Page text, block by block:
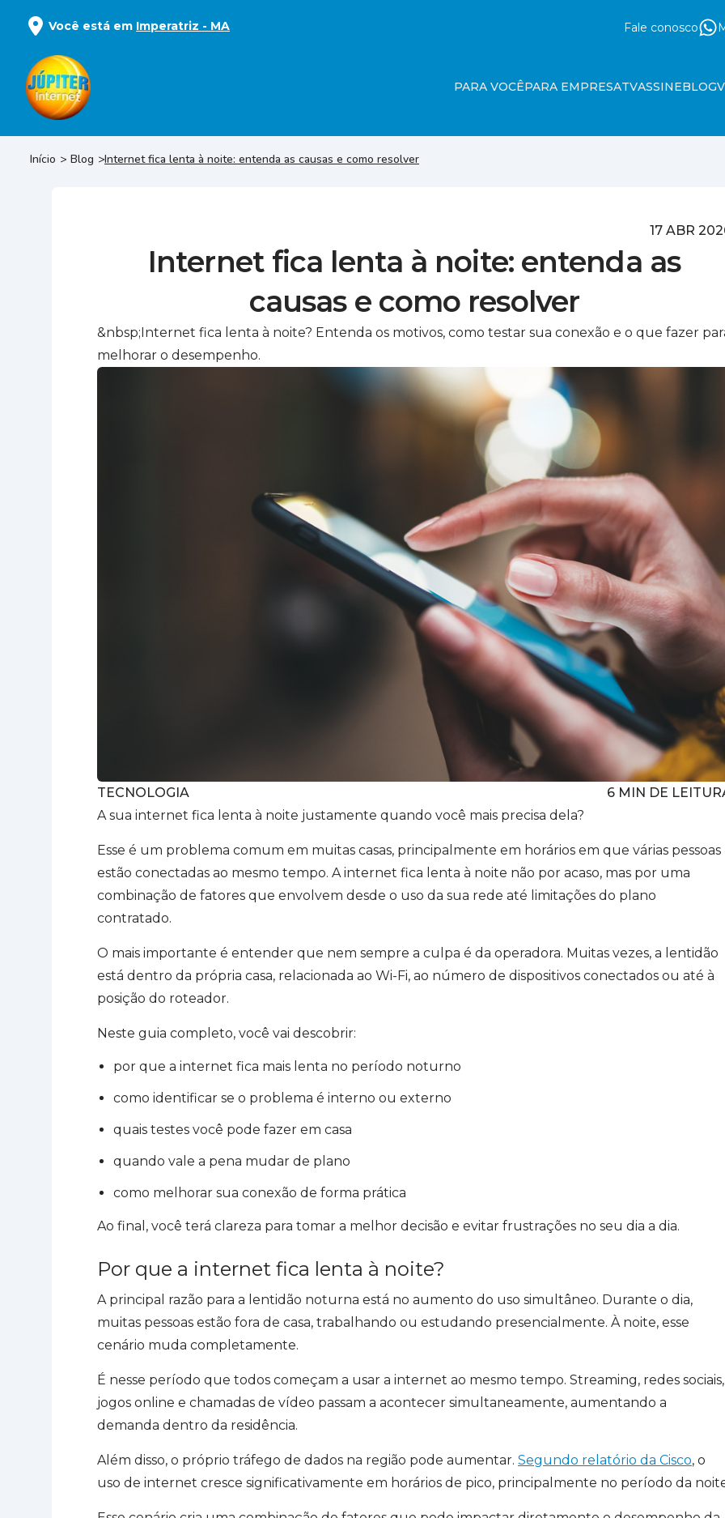
Você está em Imperatriz - MA Fale conosco
PARA VOCÊPARA EMPRESATVASSINEBLOG
Início Blog Internet fica lenta à noite: entenda as causas e como resolver
17 ABR
Internet fica lenta à noite: entenda as
causas e como resolver
&nbsp;Internet fica lenta à noite? Entenda os motivos, como testar sua conexão e o que fazer
melhorar o desempenho.
TECNOLOGIA 6 MIN DE
A sua internet fica lenta à noite justamente quando você mais precisa dela?
Esse é um problema comum em muitas casas, principalmente em horários em que várias pessoas
estão conectadas ao mesmo tempo. A internet fica lenta à noite não por acaso, mas por uma
combinação de fatores que envolvem desde o uso da sua rede até limitações do plano
contratado.
O mais importante é entender que nem sempre a culpa é da operadora. Muitas vezes, a lentidão
está dentro da própria casa, relacionada ao Wi-Fi, ao número de dispositivos conectados ou até à
posição do roteador.
Neste guia completo, você vai descobrir:
por que a internet fica mais lenta no período noturno
como identificar se o problema é interno ou externo
quais testes você pode fazer em casa
quando vale a pena mudar de plano
como melhorar sua conexão de forma prática
Ao final, você terá clareza para tomar a melhor decisão e evitar frustrações no seu dia a dia.
Por que a internet fica lenta à noite?
A principal razão para a lentidão noturna está no aumento do uso simultâneo. Durante o dia,
muitas pessoas estão fora de casa, trabalhando ou estudando presencialmente. À noite, esse
cenário muda completamente.
É nesse período que todos começam a usar a internet ao mesmo tempo. Streaming, redes sociais,
jogos online e chamadas de vídeo passam a acontecer simultaneamente, aumentando a
demanda dentro da residência.
Além disso, o próprio tráfego de dados na região pode aumentar. Segundo relatório da Cisco, o
uso de internet cresce significativamente em horários de pico, principalmente no período da